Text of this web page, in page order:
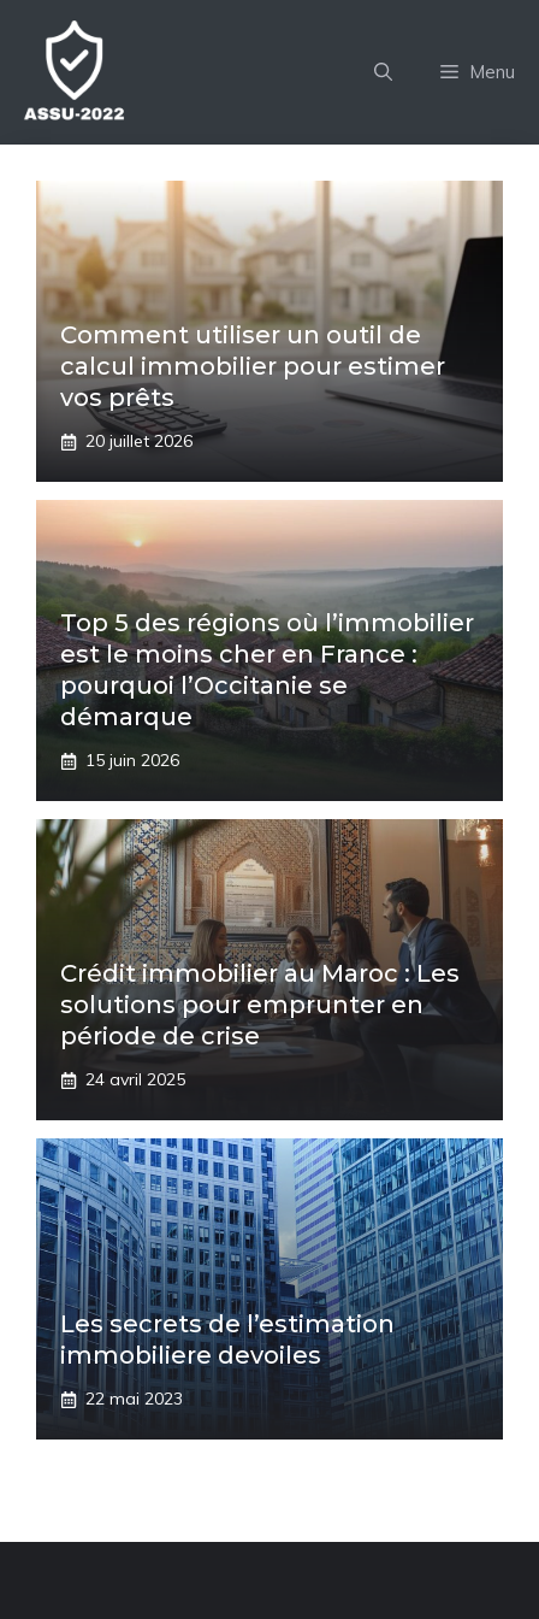
contenu
Menu
Comment utiliser un outil de
calcul immobilier pour estimer
vos prêts
20 juillet 2026
Top 5 des régions où l’immobilier
est le moins cher en France :
pourquoi l’Occitanie se
démarque
15 juin 2026
Crédit immobilier au Maroc : Les
solutions pour emprunter en
période de crise
24 avril 2025
Les secrets de l’estimation
immobiliere devoiles
22 mai 2023